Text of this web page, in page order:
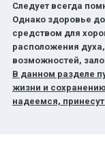
Следует всегда
Однако здоровье
средством для
расположения
возможностей,
В данном разделе
жизни и
надеемся,